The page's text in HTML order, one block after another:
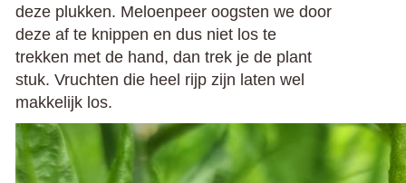
deze plukken. Meloenpeer oogsten we door
deze af te knippen en dus niet los te
trekken met de hand, dan trek je de plant
stuk. Vruchten die heel rijp zijn laten wel
makkelijk los.